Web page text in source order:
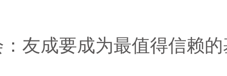
友成要成为最值得信赖